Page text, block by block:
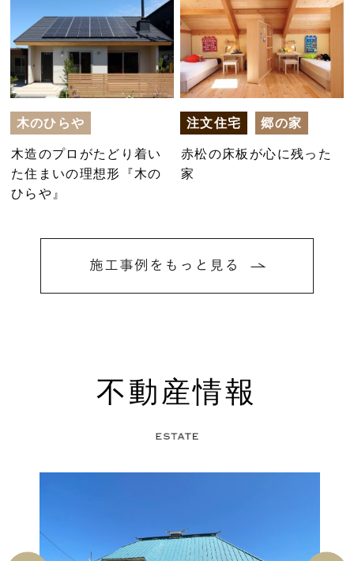
木のひらや
木造のプロがたどり着い
た住まいの理想形『木の
ひらや』
注文住宅
郷の家
赤松の床板が心に残った
家
不動産情報